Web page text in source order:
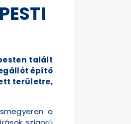
talált
építő
területre,
a